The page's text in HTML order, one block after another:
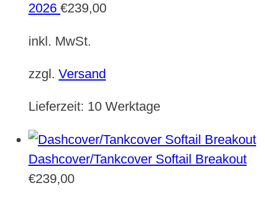
2026 €239,00
inkl. MwSt.
zzgl. Versand
Lieferzeit: 10 Werktage
Dashcover/Tankcover Softail Breakout
€239,00